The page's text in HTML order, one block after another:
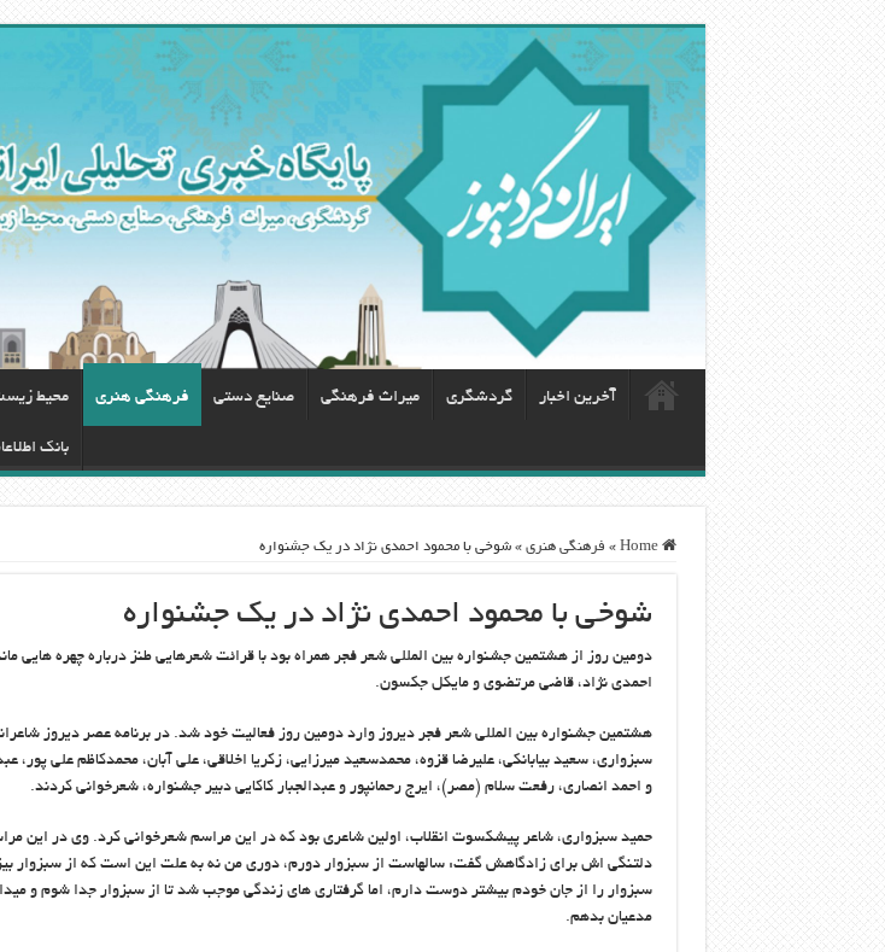
آخرین اخبار گردشگری ميراث فرهنگی صنایع دستی فرهنگی هنری محيط
بانک
Home
» فرهنگی هنری » شوخی با محمود احمدی نژاد در یک جشنواره
شوخی با محمود احمدی نژاد در یک جشنواره
دومین روز از هشتمین جشنواره بین المللی شعر فجر همراه بود با قرائت شعرهایی طنز درباره چهره هایی
احمدی نژاد، قاضی مرتضوی و مایکل جکسون.
هشتمین جشنواره بین المللی شعر فجر دیروز وارد دومین روز فعالیت خود شد. در برنامه عصر دیروز
سبزواری، سعید بیابانکی، علیرضا قزوه، محمدسعید میرزایی، زکریا اخلاقی، علی آبان، محمدکاظم علی پور،
و احمد انصاری، رفعت سلام (مصر)، ایرج رحمانپور و عبدالجبار کاکایی دبیر جشنواره، شعرخوانی کردند.
حمید سبزواری، شاعر پیشکسوت انقلاب، اولین شاعری بود که در این مراسم شعرخوانی کرد. وی در این
دلتنگی اش برای زادگاهش گفت: سالهاست از سبزوار دورم، دوری من نه به علت این است که از سبزوار
سبزوار را از جان خودم بیشتر دوست دارم، اما گرفتاری های زندگی موجب شد تا از سبزوار جدا شوم و
مدعیان بدهم.